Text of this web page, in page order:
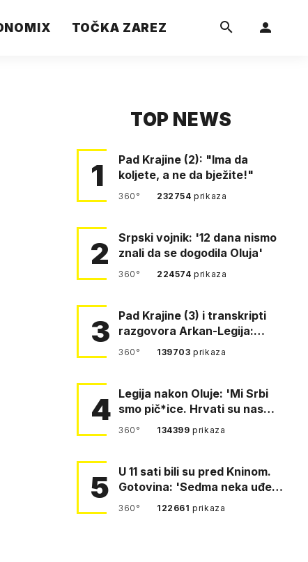
TOČKA ZAREZ
TOP NEWS
1
Pad Krajine (2): "Ima da
koljete, a ne da bježite!"
360° 232754prikaza
2
Srpski vojnik: '12 dana nismo
znali da se dogodila Oluja'
360° 224574prikaza
3
Pad Krajine (3) i transkripti
razgovora Arkan-Legija:
'Čujem, prelazite ustašam…
360° 139703prikaza
4 Legija nakon Oluje: 'Mi Srbi
smo pič*ice. Hrvati su nas
pomeli!'
360° 134399prikaza
5
U 11 sati bili su pred Kninom.
Gotovina: 'Sedma neka uđe,
4. gardijska neka g…
360° 122661prikaza